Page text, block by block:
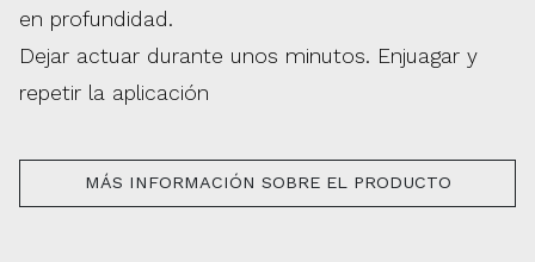
en profundidad.
Dejar actuar durante unos minutos. Enjuagar y
repetir la aplicación
MÁS INFORMACIÓN SOBRE EL PRODUCTO